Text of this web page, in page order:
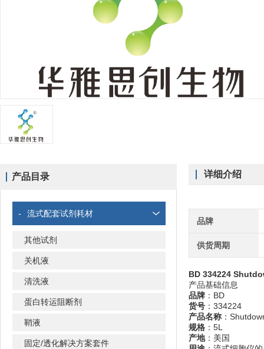
产品目录
- 流式配套试剂耗材
其他试剂
关机液
清洗液
蛋白转运阻断剂
鞘液
固定/透化解决方案套件
详细介绍
品牌
供货周期
BD 334224
产品基础信息
品牌 ：BD
货号 ：334224
产品名称 ：
规格 ：5L
产地：美国